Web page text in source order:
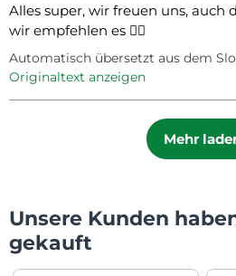
Alles super, wir freuen uns, auch
wir empfehlen es 👍🏽
Automatisch übersetzt aus dem
Originaltext anzeigen
Mehr
Unsere Kunden
gekauft